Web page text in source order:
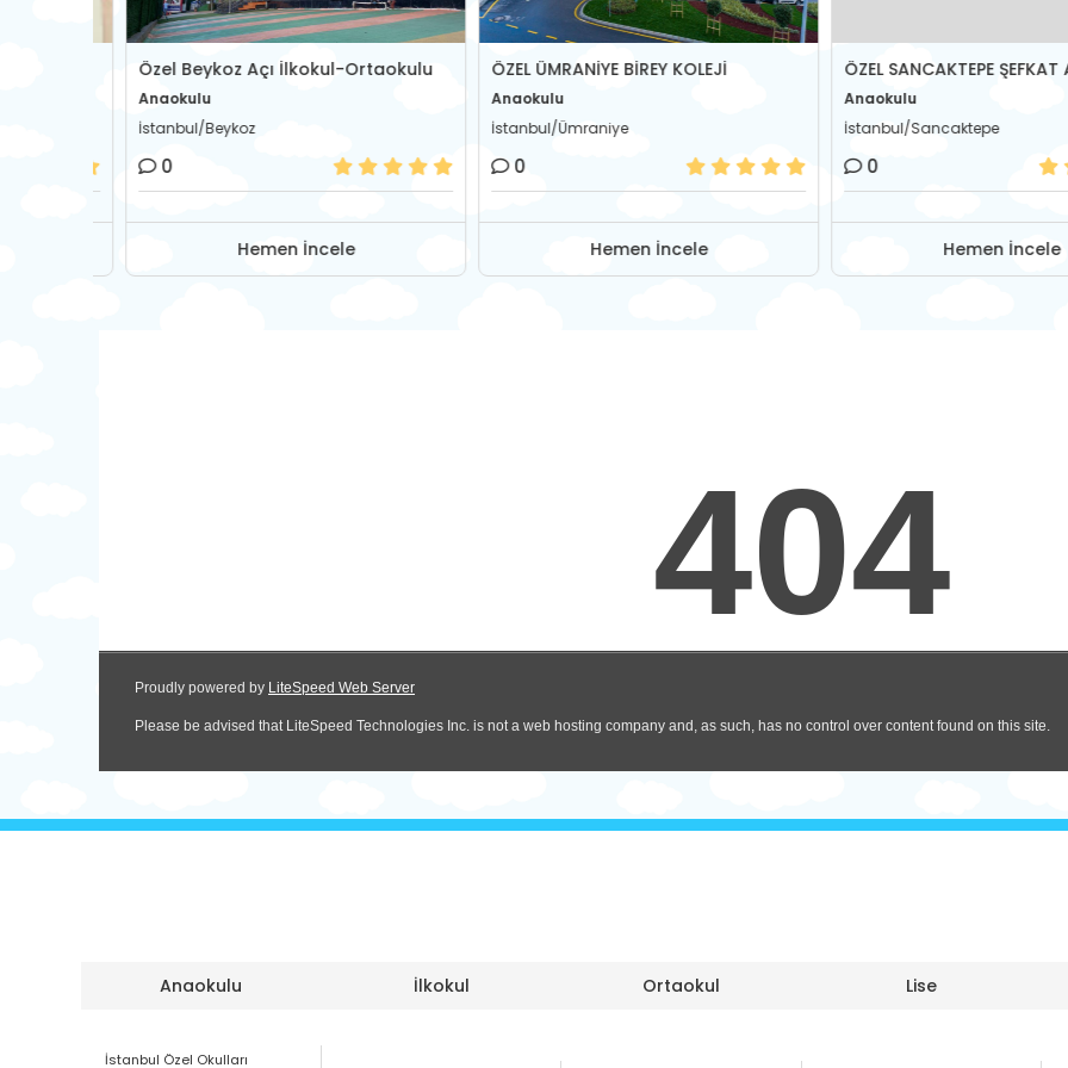
Özel Beykoz Açı İlkokul-Ortaokulu
Anaokulu
İstanbul/Beykoz
0
Hemen İncele
ÖZEL ÜMRANİYE BİREY KOLEJİ
Anaokulu
İstanbul/Ümraniye
0
Hemen İncele
ÖZEL SANCAKTEPE ŞEFKAT
Anaokulu
İstanbul/Sancaktepe
0
Hemen İncele
Anaokulu İlkokul Ortaokul Lise
İstanbul Özel Okulları